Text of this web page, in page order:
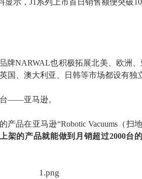
显示， J1 系列上市首日销售额便突破
牌NARWAL也积极拓展北美、欧洲
国、澳大利亚、日韩等市场都设有独
——亚马逊。
品在亚马逊“Robotic Vacuums（扫
架的产品就能做到月销超过2000台